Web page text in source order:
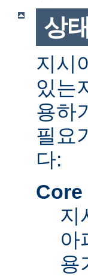
상
지시
있는
용하
필요
다:
Core
지
아
용